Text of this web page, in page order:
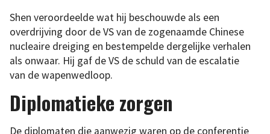
Shen veroordeelde wat hij beschouwde als een
overdrijving door de VS van de zogenaamde Chinese
nucleaire dreiging en bestempelde dergelijke verhalen
als onwaar. Hij gaf de VS de schuld van de escalatie
van de wapenwedloop.
Diplomatieke zorgen
De diplomaten die aanwezig waren op de conferentie